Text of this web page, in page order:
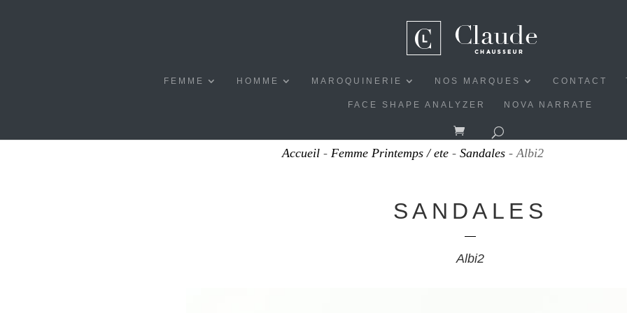
FEMME HOMME MAROQUINERIE NOS MARQUES CONTACT
FACE SHAPE ANALYZER NOVA NARRATE
Accueil - Femme Printemps / ete -Sandales - Albi2
SANDALES
Albi2